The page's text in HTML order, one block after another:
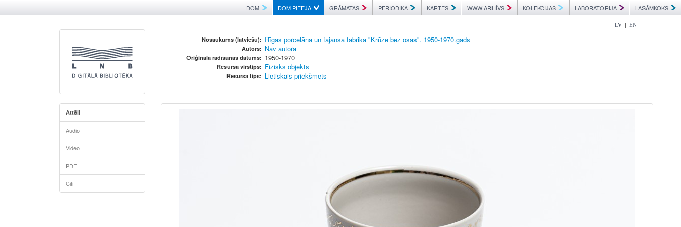
DOM DOM PIEEJA GRĀMATAS PERIODIKA KARTES WWW ARHĪVS KOLEKCIJAS LABORATORIJA LASĀMKOKS
LV | EN
Nosaukums (latviešu): Rīgas porcelāna un fajansa fabrika "Krūze bez osas". 1950-1970.gads
Autors: Nav autora
Oriģināla radīšanas datums: 1950-1970
Resursa virstips: Fizisks objekts
Resursa tips: Lietiskais priekšmets
Attēli
Audio
Video
PDF
Citi